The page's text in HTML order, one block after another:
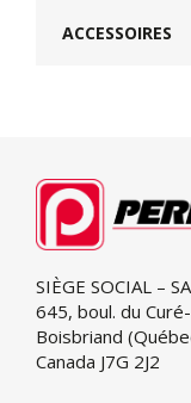
ACCESSOIRES
SIÈGE SOCIAL –
645, boul. du
Boisbriand
Canada J7G 2J2